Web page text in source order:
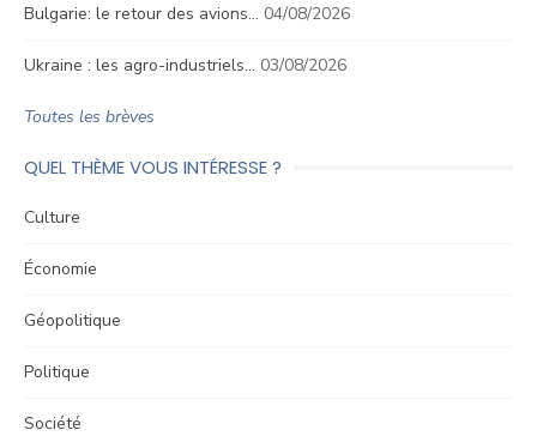
Bulgarie: le retour des avions… 04/08/2026
Ukraine : les agro-industriels… 03/08/2026
Toutes les brèves
QUEL THÈME VOUS INTÉRESSE ?
Culture
Économie
Géopolitique
Politique
Société